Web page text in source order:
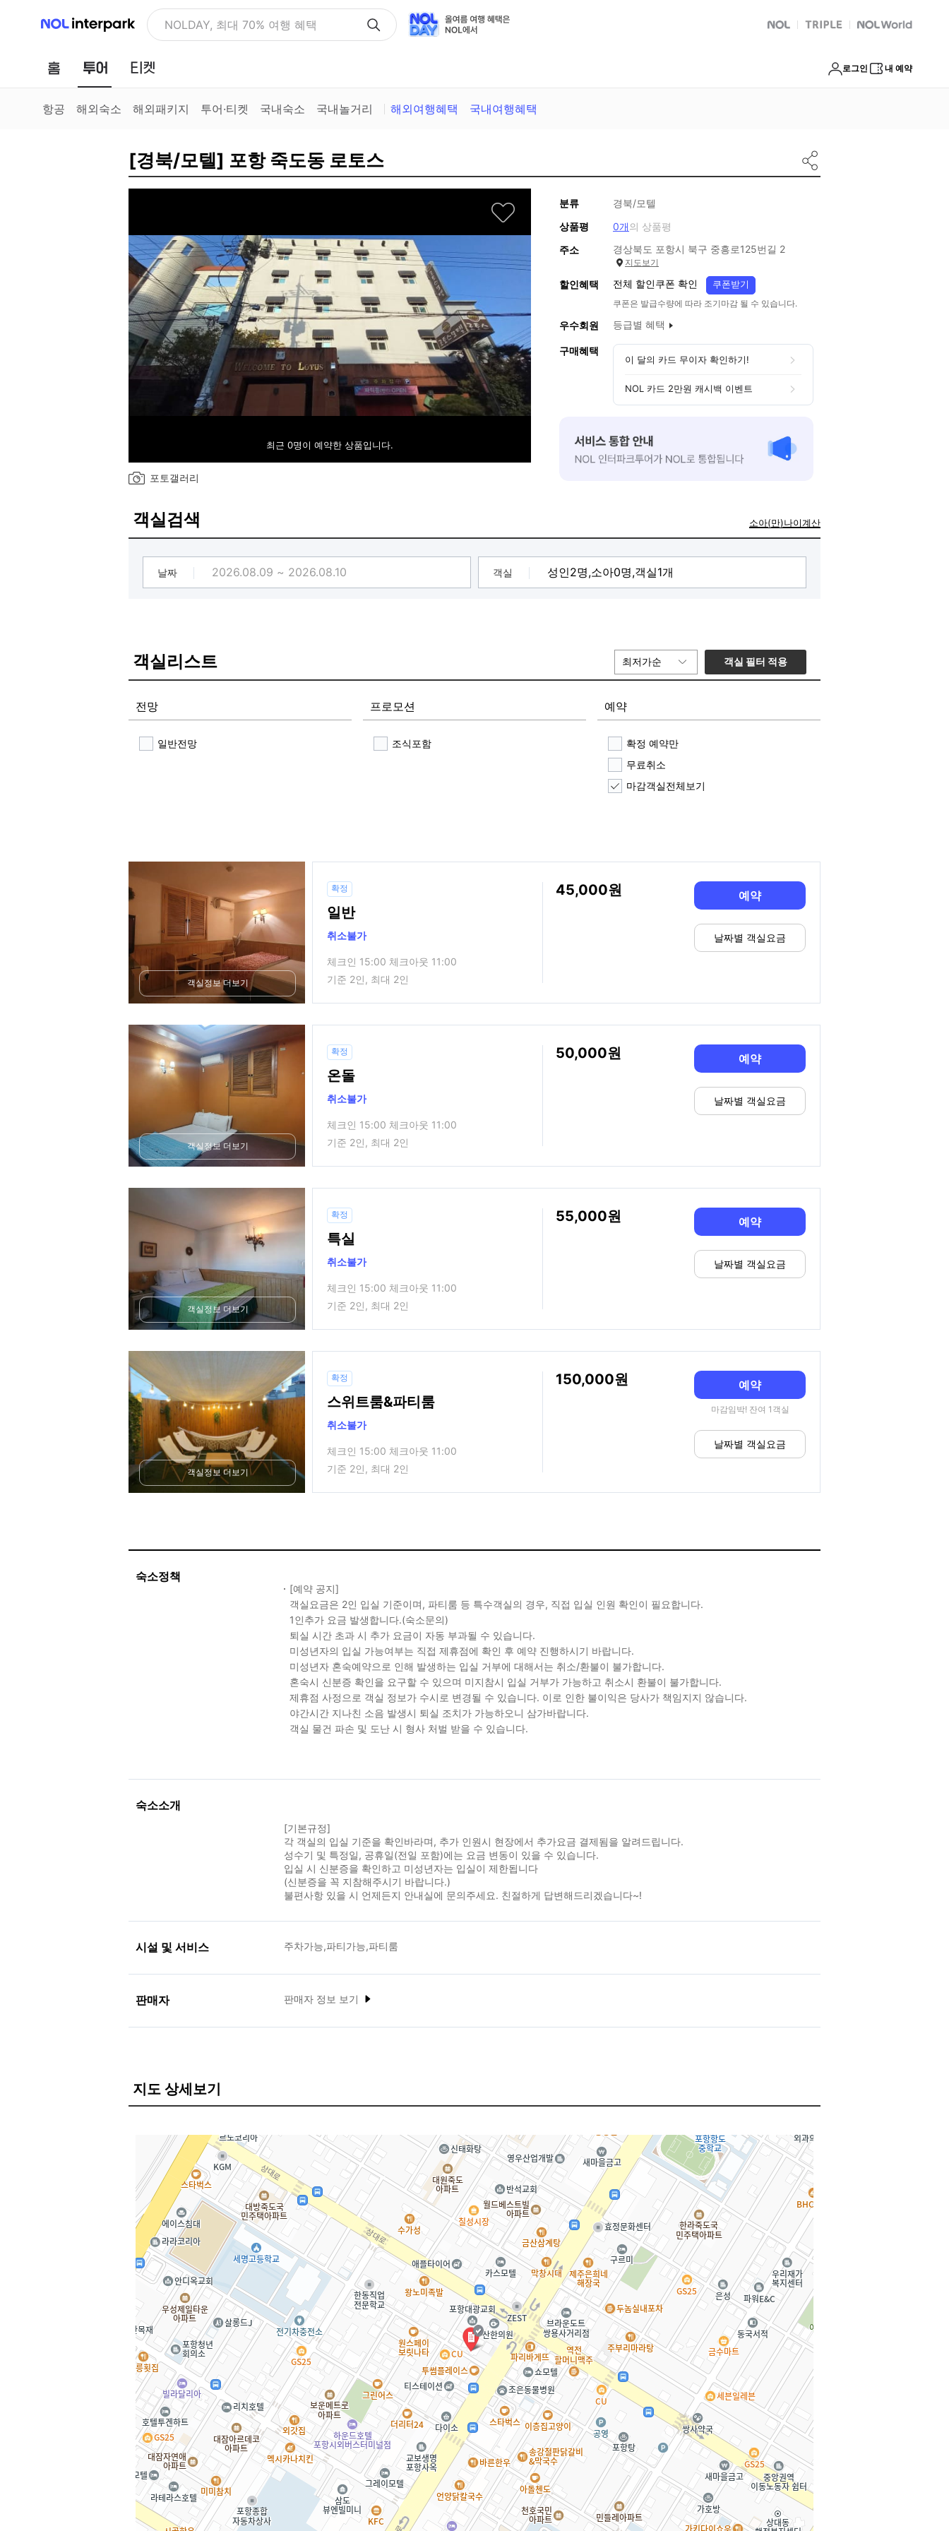
NOL 인터파크 NOLDAY, 최대 70% 여행 혜택 NOL 트리플 Global Interpark
홈 투어 로그인 내 예약
항공 해외숙소 해외패키지 투어·티켓 국내숙소 국내놀거리 해외여행혜택 국내여행혜택
[경북/모텔] 포항 죽도동 로토스
최근 0명이 예약한 상품입니다.
포토갤러리
분류
경북/모텔
상품평
0개의 상품평
주소
경상북도 포항시 북구 중흥로125번길 2
지도보기
할인혜택 전체 할인쿠폰 확인 쿠폰받기
쿠폰은 발급수량에 따라 조기마감 될 수 있습니다.
우수회원 등급별 혜택
구매혜택
이 달의 카드 무이자 확인하기!
NOL 카드 2만원 캐시백 이벤트
객실검색 소아(만)나이계산
날짜 객실
객실리스트 최저가순 객실 필터 적용
전망
일반전망
프로모션
조식포함
예약
확정 예약만
무료취소
마감객실전체보기
객실정보 더보기
확정
일반
취소불가
체크인 15:00 체크아웃 11:00
기준 2인, 최대 2인
45,000 예약
날짜별 객실요금
객실정보 더보기
확정
온돌
취소불가
체크인 15:00 체크아웃 11:00
기준 2인, 최대 2인
50,000 예약
날짜별 객실요금
객실정보 더보기
확정
특실
취소불가
체크인 15:00 체크아웃 11:00
기준 2인, 최대 2인
55,000 예약
날짜별 객실요금
객실정보 더보기
확정
스위트룸&파티룸
취소불가
체크인 15:00 체크아웃 11:00
기준 2인, 최대 2인
150,000 예약
마감임박! 잔여 1객실
날짜별 객실요금
숙소정책
[예약 공지]
객실요금은 2인 입실 기준이며, 파티룸 등 특수객실의 경우, 직접 입실 인원 확인이 필요합니다.
1인추가 요금 발생합니다.(숙소문의)
퇴실 시간 초과 시 추가 요금이 자동 부과될 수 있습니다.
미성년자의 입실 가능여부는 직접 제휴점에 확인 후 예약 진행하시기 바랍니다.
미성년자 혼숙예약으로 인해 발생하는 입실 거부에 대해서는 취소/환불이 불가합니다.
혼숙시 신분증 확인을 요구할 수 있으며 미지참시 입실 거부가 가능하고 취소시 환불이 불가합니다.
제휴점 사정으로 객실 정보가 수시로 변경될 수 있습니다. 이로 인한 불이익은 당사가 책임지지 않습니다.
야간시간 지나친 소음 발생시 퇴실 조치가 가능하오니 삼가바랍니다.
객실 물건 파손 및 도난 시 형사 처벌 받을 수 있습니다.
숙소소개
[기본규정]
각 객실의 입실 기준을 확인바라며, 추가 인원시 현장에서 추가요금 결제됨을 알려드립니다.
성수기 및 특정일, 공휴일(전일 포함)에는 요금 변동이 있을 수 있습니다.
입실 시 신분증을 확인하고 미성년자는 입실이 제한됩니다
(신분증을 꼭 지참해주시기 바랍니다.)
불편사항 있을 시 언제든지 안내실에 문의주세요. 친절하게 답변해드리겠습니다~!
시설 및 서비스 주차가능,파티가능,파티룸
판매자 판매자 정보 보기
지도 상세보기